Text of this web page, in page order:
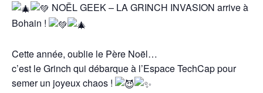
NOËL GEEK – LA GRINCH INVASION arrive à
Bohain !
Cette année, oublie le Père Noël…
c’est le Grinch qui débarque à l’Espace TechCap pour
semer un joyeux chaos !